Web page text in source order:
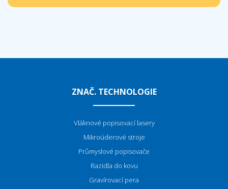
ZNAČ. TECHNOLOGIE
Vláknové popisovací lasery
Mikroúderové stroje
Průmyslové popisovače
Razidla do kovu
Gravírovací pera